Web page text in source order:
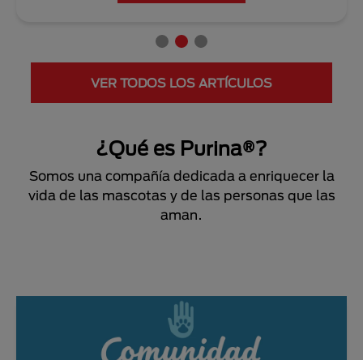
VER TODOS LOS ARTÍCULOS
¿Qué es Purina®?
Somos una compañía dedicada a enriquecer la
vida de las mascotas y de las personas que las
aman.